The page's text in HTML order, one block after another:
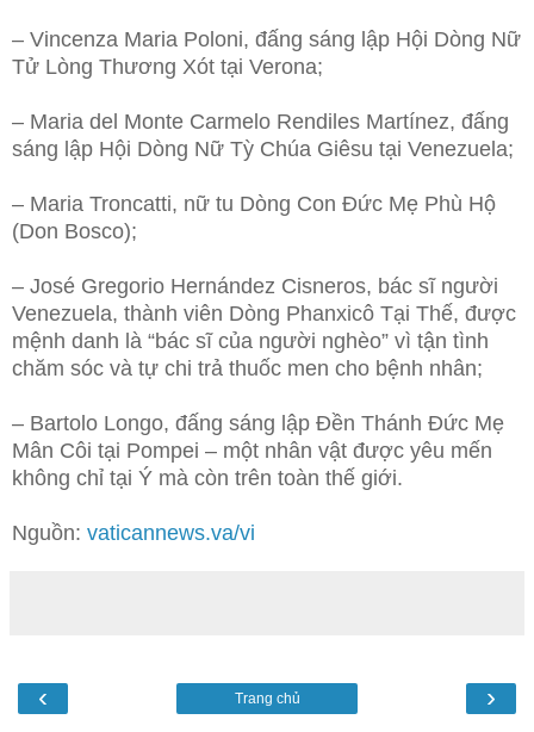
– Vincenza Maria Poloni, đấng sáng lập Hội Dòng Nữ
Tử Lòng Thương Xót tại Verona;
– Maria del Monte Carmelo Rendiles Martínez, đấng
sáng lập Hội Dòng Nữ Tỳ Chúa Giêsu tại Venezuela;
– Maria Troncatti, nữ tu Dòng Con Đức Mẹ Phù Hộ
(Don Bosco);
– José Gregorio Hernández Cisneros, bác sĩ người
Venezuela, thành viên Dòng Phanxicô Tại Thế, được
mệnh danh là “bác sĩ của người nghèo” vì tận tình
chăm sóc và tự chi trả thuốc men cho bệnh nhân;
– Bartolo Longo, đấng sáng lập Đền Thánh Đức Mẹ
Mân Côi tại Pompei – một nhân vật được yêu mến
không chỉ tại Ý mà còn trên toàn thế giới.
Nguồn: vaticannews.va/vi
‹ ›
Trang chủ